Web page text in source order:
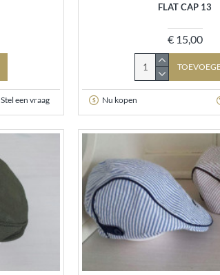
Stel een vraag
FLAT CAP 13
€ 15,00
Nu kopen